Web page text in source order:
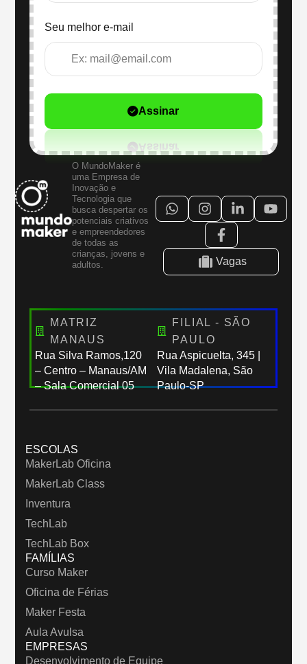
Seu melhor e-mail
Assinar
O MundoMaker é
uma Empresa de
Inovação e
Tecnologia que
busca despertar os
potenciais criativos
e empreendedores
de todas as
crianças, jovens e
adultos.
Vagas
MATRIZ
MANAUS
Rua Silva Ramos,120
– Centro – Manaus/AM
– Sala Comercial 05
FILIAL - SÃO
PAULO
Rua Aspicuelta, 345 |
Vila Madalena, São
Paulo-SP
ESCOLAS
MakerLab Oficina
MakerLab Class
Inventura
TechLab
TechLab Box
FAMÍLIAS
Curso Maker
Oficina de Férias
Maker Festa
Aula Avulsa
EMPRESAS
Desenvolvimento de Equipe